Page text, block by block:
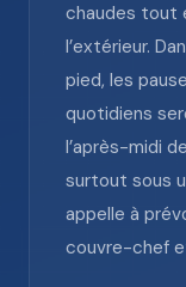
chaudes tout
l’extérieur.
pied, les
quotidiens
l’après-midi
surtout sous
appelle à
couvre-chef